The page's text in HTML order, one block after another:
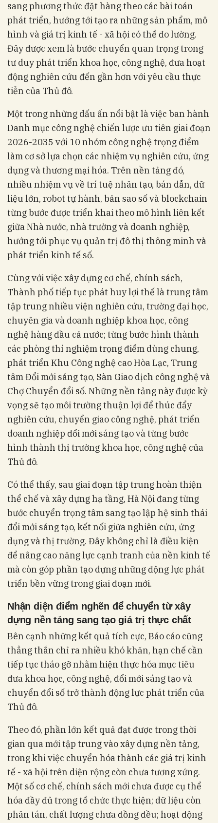
sang phương thức đặt hàng theo các bài toán
phát triển, hướng tới tạo ra những sản phẩm, mô
hình và giá trị kinh tế - xã hội có thể đo lường.
Đây được xem là bước chuyển quan trọng trong
tư duy phát triển khoa học, công nghệ, đưa hoạt
động nghiên cứu đến gần hơn với yêu cầu thực
tiễn của Thủ đô.
Một trong những dấu ấn nổi bật là việc ban hành
Danh mục công nghệ chiến lược ưu tiên giai đoạn
2026-2035 với 10 nhóm công nghệ trọng điểm
làm cơ sở lựa chọn các nhiệm vụ nghiên cứu, ứng
dụng và thương mại hóa. Trên nền tảng đó,
nhiều nhiệm vụ về trí tuệ nhân tạo, bán dẫn, dữ
liệu lớn, robot tự hành, bản sao số và blockchain
từng bước được triển khai theo mô hình liên kết
giữa Nhà nước, nhà trường và doanh nghiệp,
hướng tới phục vụ quản trị đô thị thông minh và
phát triển kinh tế số.
Cùng với việc xây dựng cơ chế, chính sách,
Thành phố tiếp tục phát huy lợi thế là trung tâm
tập trung nhiều viện nghiên cứu, trường đại học,
chuyên gia và doanh nghiệp khoa học, công
nghệ hàng đầu cả nước; từng bước hình thành
các phòng thí nghiệm trọng điểm dùng chung,
phát triển Khu Công nghệ cao Hòa Lạc, Trung
tâm Đổi mới sáng tạo, Sàn Giao dịch công nghệ và
Chợ Chuyển đổi số. Những nền tảng này được kỳ
vọng sẽ tạo môi trường thuận lợi để thúc đẩy
nghiên cứu, chuyển giao công nghệ, phát triển
doanh nghiệp đổi mới sáng tạo và từng bước
hình thành thị trường khoa học, công nghệ của
Thủ đô.
Có thể thấy, sau giai đoạn tập trung hoàn thiện
thể chế và xây dựng hạ tầng, Hà Nội đang từng
bước chuyển trọng tâm sang tạo lập hệ sinh thái
đổi mới sáng tạo, kết nối giữa nghiên cứu, ứng
dụng và thị trường. Đây không chỉ là điều kiện
để nâng cao năng lực cạnh tranh của nền kinh tế
mà còn góp phần tạo dựng những động lực phát
triển bền vững trong giai đoạn mới.
Nhận diện điểm nghẽn để chuyển từ xây
dựng nền tảng sang tạo giá trị thực chất
Bên cạnh những kết quả tích cực, Báo cáo cũng
thẳng thắn chỉ ra nhiều khó khăn, hạn chế cần
tiếp tục tháo gỡ nhằm hiện thực hóa mục tiêu
đưa khoa học, công nghệ, đổi mới sáng tạo và
chuyển đổi số trở thành động lực phát triển của
Thủ đô.
Theo đó, phần lớn kết quả đạt được trong thời
gian qua mới tập trung vào xây dựng nền tảng,
trong khi việc chuyển hóa thành các giá trị kinh
tế - xã hội trên diện rộng còn chưa tương xứng.
Một số cơ chế, chính sách mới chưa được cụ thể
hóa đầy đủ trong tổ chức thực hiện; dữ liệu còn
phân tán, chất lượng chưa đồng đều; hoạt động